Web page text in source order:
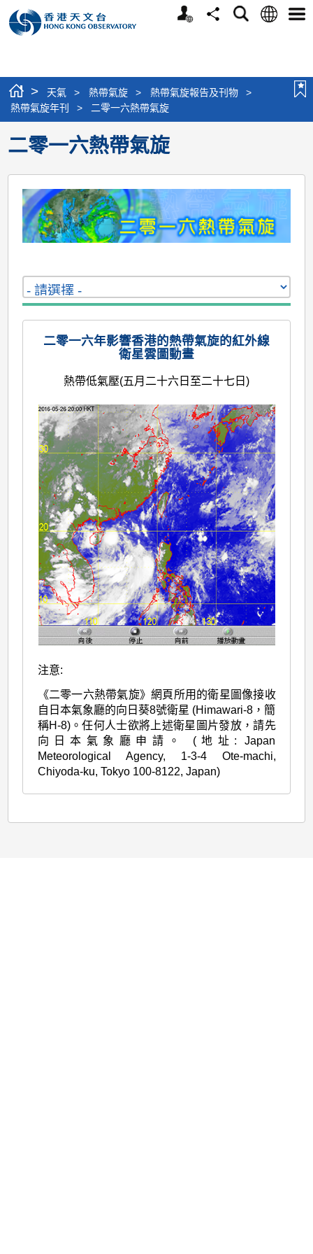
個
分
搜
語
選
> 天氣 > 熱帶氣旋 > 熱帶氣旋報告及刊物
>
熱帶氣旋年刊
> 二零一六熱帶氣旋
二零一六熱帶氣旋
二零一六年影響香港的熱帶氣旋的紅外線
衛星雲圖動畫
熱帶低氣壓(五月二十六日至二十七日)
注意:
《二零一六熱帶氣旋》網頁所用的衛星圖像接收
自日本氣象廳的向日葵8號衛星 (Himawari-8，簡
稱H-8)。任何人士欲將上述衛星圖片發放，請先
向日本氣象廳申請。 (地址: Japan
Meteorological Agency, 1-3-4 Ote-machi,
Chiyoda-ku, Tokyo 100-8122, Japan)